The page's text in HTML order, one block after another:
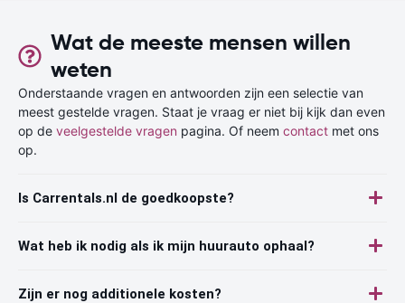
Wat de meeste mensen willen
weten
Onderstaande vragen en antwoorden zijn een selectie van
meest gestelde vragen. Staat je vraag er niet bij kijk dan even
op de veelgestelde vragen pagina. Of neem contact met ons
op.
Is Carrentals.nl de goedkoopste?
Wat heb ik nodig als ik mijn huurauto ophaal?
Zijn er nog additionele kosten?